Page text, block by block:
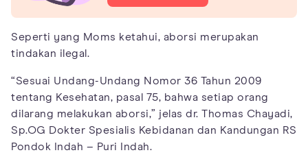
Seperti yang Moms ketahui, aborsi merupakan
tindakan ilegal.
“Sesuai Undang-Undang Nomor 36 Tahun 2009
tentang Kesehatan, pasal 75, bahwa setiap orang
dilarang melakukan aborsi,” jelas dr. Thomas Chayadi,
Sp.OG Dokter Spesialis Kebidanan dan Kandungan RS
Pondok Indah – Puri Indah.